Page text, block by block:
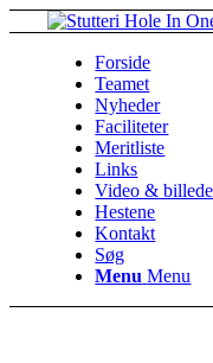
Forside
Teamet
Nyheder
Faciliteter
Meritliste
Links
Video &
Hestene
Kontakt
Søg
Menu Menu